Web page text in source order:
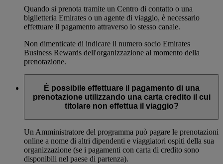
Quando si prenota tramite un Centro di contatto o una
biglietteria Emirates o un agente di viaggio, è necessario
effettuare il pagamento attraverso lo stesso canale.
Non dimenticate di indicare il numero socio Emirates
Business Rewards dell'organizzazione al momento della
prenotazione.
È possibile effettuare il pagamento di una
prenotazione utilizzando una carta credito il cui
titolare non effettua il viaggio?
Un Amministratore del programma può pagare le prenotazioni
online a nome di altri dipendenti e viaggiatori ospiti della sua
organizzazione (se i pagamenti con carta di credito sono
disponibili nel paese di partenza).